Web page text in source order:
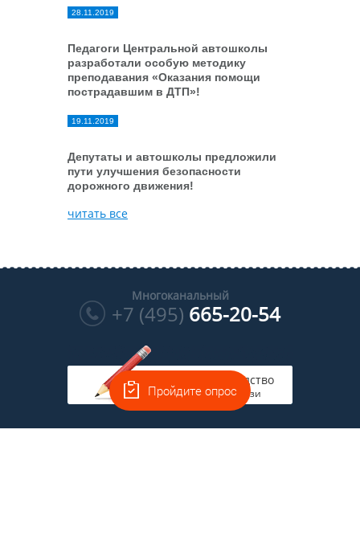
28.11.2019
Педагоги Центральной автошколы
разработали особую методику
преподавания «Оказания помощи
пострадавшим в ДТП»!
19.11.2019
Депутаты и автошколы предложили
пути улучшения безопасности
дорожного движения!
читать все
Многоканальный
+7 (495) 665-20-54
Руководство
на связи
Пройдите опрос